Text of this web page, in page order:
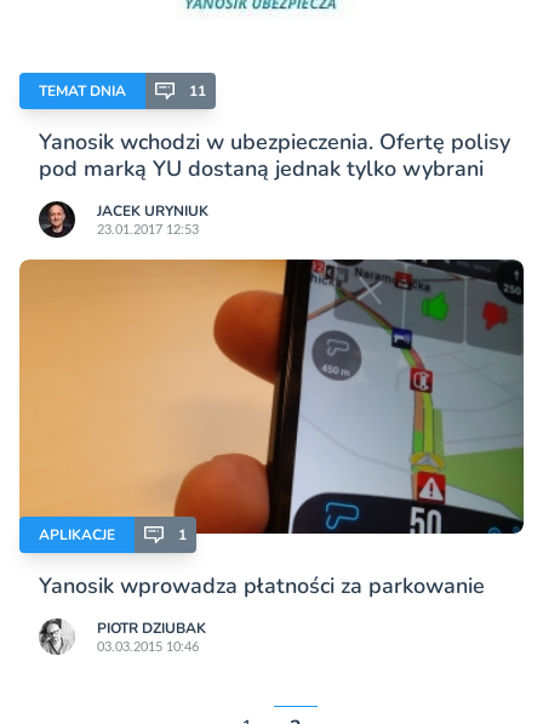
TEMAT DNIA 11
Yanosik wchodzi w ubezpieczenia. Ofertę polisy
pod marką YU dostaną jednak tylko wybrani
JACEK URYNIUK
23.01.2017 12:53
APLIKACJE 1
Yanosik wprowadza płatności za parkowanie
PIOTR DZIUBAK
03.03.2015 10:46